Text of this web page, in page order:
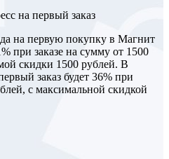
на первый заказ
на первую покупку в Магнит
при заказе на сумму от 1500
скидки 1500 рублей. В
заказ будет 36% при
с максимальной скидкой